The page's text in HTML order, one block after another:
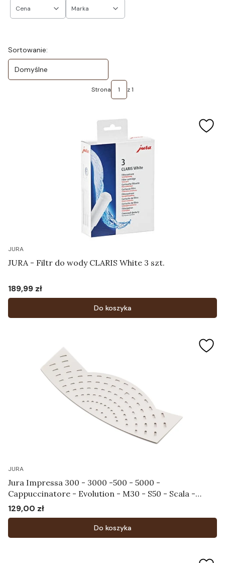
Cena Marka
Lista produktów
Sortowanie:
Domyślne
Strona z 1
JURA
JURA - Filtr do wody CLARIS White 3 szt.
Cena
189,99 zł
Do koszyka
JURA
Jura Impressa 300 - 3000 -500 - 5000 -
Cappuccinatore - Evolution - M30 - S50 - Scala -
Ultra - X30 - X70 - Tacka na filiżanki Art.59281
Cena
129,00 zł
Do koszyka